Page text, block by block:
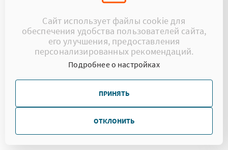
Сайт использует файлы cookie для
обеспечения удобства пользователей сайта,
его улучшения, предоставления
персонализированных рекомендаций.
Подробнее о настройках
ПРИНЯТЬ
ОТКЛОНИТЬ